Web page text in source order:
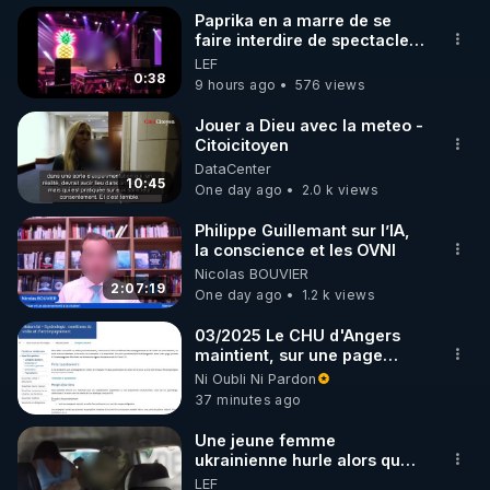
Autres sujets des Live :
Les armes bio-nano-électromagnétiques.
Les individus sélectionnés.
La guerre cognitive.
Les 2 IA.
Le Plan privé.
L’article « Révélations 2023 : les armes bio-nano-
électromagnétiques » :
https://tinyurl.com/4k7uu2ba
Les Notes & Références qui complètent l’article
papier : https://tinyurl.com/2bh736rk
Le magazine Top Secret n° 120 à 10,70 € :
https://tinyurl.com/yc3vwee2
Lien vers mes conférences vidéo de 2022 sur ces
sujets : https://tinyurl.com/2sfuazce
Lien vers mon PDF de Thèse de conférence sur
ces sujets : https://tinyurl.com/2u5h6a9r
0:38
Paprika en a marre de se
faire interdire de spectacle.
Elle décide donc de devenir
DJ !
LEF
9 hours ago
576 views
10:45
Jouer a Dieu avec la meteo -
Citoicitoyen
DataCenter
One day ago
2.0 k views
2:07:19
Philippe Guillemant sur l’IA,
la conscience et les OVNI
Nicolas BOUVIER
One day ago
1.2 k views
03/2025 Le CHU d'Angers
maintient, sur une page
mise à jour, ses consignes
sanitaires Covid en
maternité. Toute patiente
hospitalisée au moins une
nuit « bénéficie d'un
dépistage Covid par PCR ».
Ni Oubli Ni Pardon
37 minutes ago
Une jeune femme
ukrainienne hurle alors que
son ptit ami est brutalement
LEF